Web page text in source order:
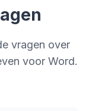
vragen over
voor Word.